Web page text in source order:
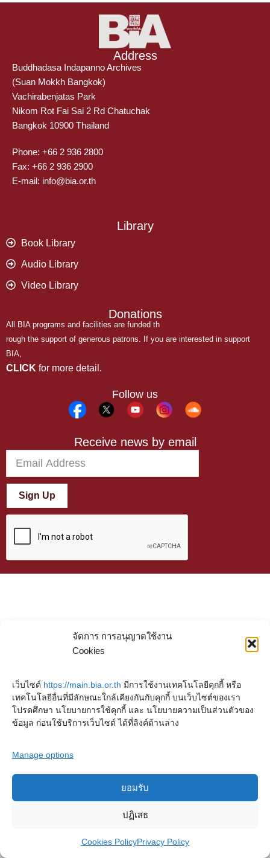
จัดการ การอนุญาตใช้งาน
Cookies
เว็บไซต์ https://main.bia.or.th มีการใช้งานเทคโนโลยีคุกกี้ หรือ
เทคโนโลยีอื่นที่มีลักษณะใกล้เคียงกันกับคุกกี้ บนเว็บไซต์ของเรา
โปรดศึกษา นโยบายการใช้คุกกี้ และ นโยบายความเป็นส่วนตัวของ
ข้อมูล ก่อนใช้บริการเว็บไซต์ ได้ที่ลิงค์ด้านล่าง
Manage options
ยอมรับ
ปฏิเสธ
Cookies PolicyPrivacy Policy
Address
Buddhadasa Indapanno Archives
(Suan Mokkh Bangkok)
Vachirabenjatas Park
Nikom Rot Fai Sai 2 Rd Chatuchak
Bangkok 10900 Thailand
Phone: +66 2 936 2800
Fax: +66 2 936 2900
E-mail: info@bia.or.th
Library
Book Library
Audio Library
Video Library
Donations
All BIA programs and facilities are funded th
rough the support of generous patrons. If you are interested in support
BIA,
CLICK for more detail.
Follow us
Receive news by email
Sign Up
Copyright © 2023. Buddhadasa Indapanno Archives
Privacy PolicyCookies PolicyTerms and conditions